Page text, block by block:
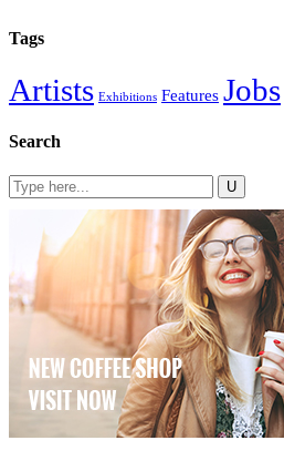
Tags
Artists Exhibitions Features Jobs
Search